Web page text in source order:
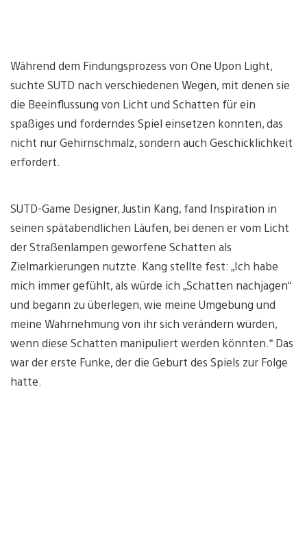
Während dem Findungsprozess von One Upon Light,
suchte SUTD nach verschiedenen Wegen, mit denen sie
die Beeinflussung von Licht und Schatten für ein
spaßiges und forderndes Spiel einsetzen konnten, das
nicht nur Gehirnschmalz, sondern auch Geschicklichkeit
erfordert.
SUTD-Game Designer, Justin Kang, fand Inspiration in
seinen spätabendlichen Läufen, bei denen er vom Licht
der Straßenlampen geworfene Schatten als
Zielmarkierungen nutzte. Kang stellte fest: „Ich habe
mich immer gefühlt, als würde ich „Schatten nachjagen“
und begann zu überlegen, wie meine Umgebung und
meine Wahrnehmung von ihr sich verändern würden,
wenn diese Schatten manipuliert werden könnten.“ Das
war der erste Funke, der die Geburt des Spiels zur Folge
hatte.